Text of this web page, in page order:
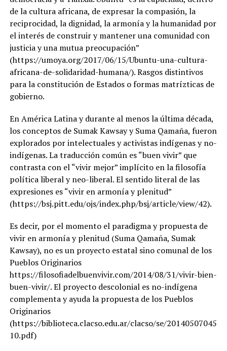
de la cultura africana, de expresar la compasión, la
reciprocidad, la dignidad, la armonía y la humanidad por
el interés de construir y mantener una comunidad con
justicia y una mutua preocupación”
(https://umoya.org/2017/06/15/Ubuntu-una-cultura-
africana-de-solidaridad-humana/). Rasgos distintivos
para la constitución de Estados o formas matrízticas de
gobierno.
En América Latina y durante al menos la última década,
los conceptos de Sumak Kawsay y Suma Qamaña, fueron
explorados por intelectuales y activistas indígenas y no-
indígenas. La traducción común es “buen vivir” que
contrasta con el “vivir mejor” implícito en la filosofía
política liberal y neo-liberal. El sentido literal de las
expresiones es “vivir en armonía y plenitud”
(https://bsj.pitt.edu/ojs/index.php/bsj/article/view/42).
Es decir, por el momento el paradigma y propuesta de
vivir en armonía y plenitud (Suma Qamaña, Sumak
Kawsay), no es un proyecto estatal sino comunal de los
Pueblos Originarios
https://filosofiadelbuenvivir.com/2014/08/31/vivir-bien-
buen-vivir/. El proyecto descolonial es no-indígena
complementa y ayuda la propuesta de los Pueblos
Originarios
(https://biblioteca.clacso.edu.ar/clacso/se/
10.pdf)